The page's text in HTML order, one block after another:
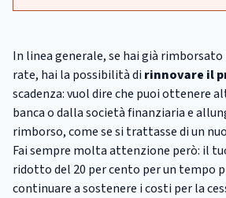
In linea generale, se hai già
rate, hai la possibilità di rinnovare il
scadenza: vuol dire che puoi ottenere
banca o dalla società finanziaria e
rimborso, come se si trattasse di un
Fai sempre molta attenzione però: il
ridotto del 20 per cento per un tempo
continuare a sostenere i costi per la